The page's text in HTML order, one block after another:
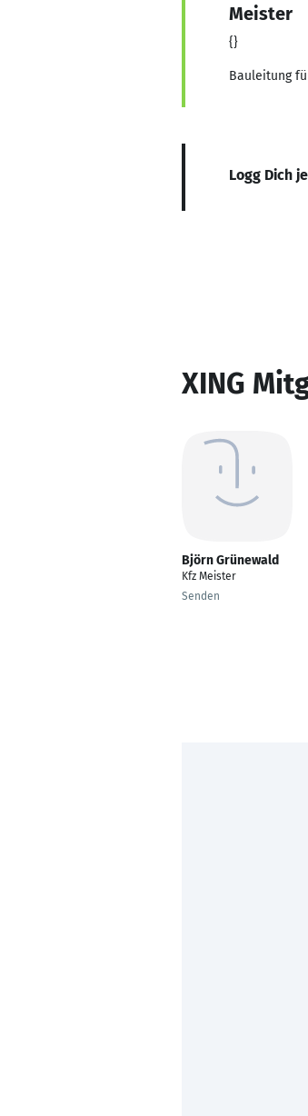
Meister
{}
Bauleitung
Logg Dich
XING
Björn Grünewald
Kfz Meister
Senden